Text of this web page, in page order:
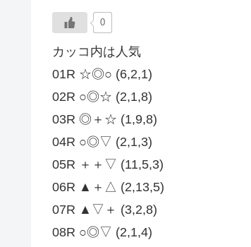
0
カッコ内は人気
01R ☆◎○ (6,2,1)
02R ○◎☆ (2,1,8)
03R ◎＋☆ (1,9,8)
04R ○◎▽ (2,1,3)
05R ＋＋▽ (11,5,3)
06R ▲＋△ (2,13,5)
07R ▲▽＋ (3,2,8)
08R ○◎▽ (2,1,4)